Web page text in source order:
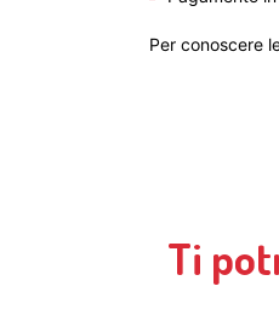
Per conoscere
Ti